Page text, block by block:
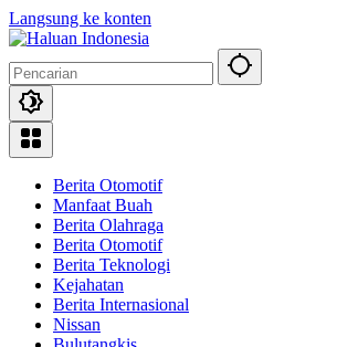
Langsung ke konten
Berita Otomotif
Manfaat Buah
Berita Olahraga
Berita Otomotif
Berita Teknologi
Kejahatan
Berita Internasional
Nissan